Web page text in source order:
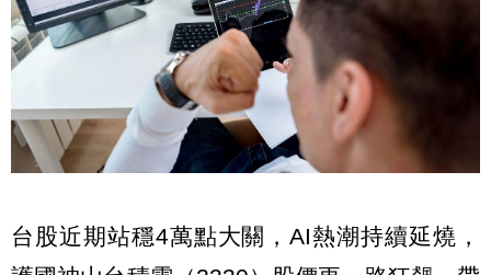
台股近期站穩4萬點大關，AI熱潮持續延燒，